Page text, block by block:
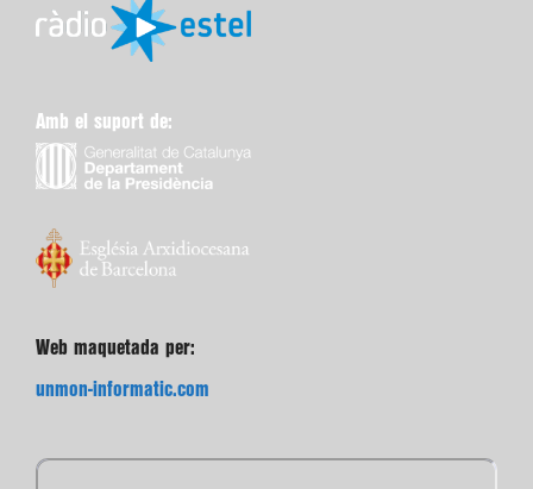
Amb el suport de:
Web maquetada per:
unmon-informatic.com